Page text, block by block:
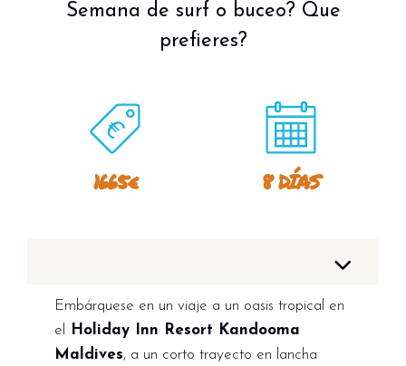
Semana de surf o buceo? Que
prefieres?
1665€ 8 DÍAS
Embárquese en un viaje a un oasis tropical en
el
Holiday Inn Resort Kandooma
Maldives, a un corto trayecto en lancha